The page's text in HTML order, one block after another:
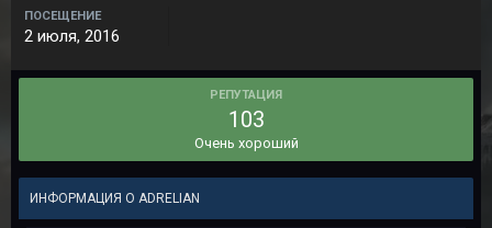
ПОСЕЩЕНИЕ
2 июля, 2016
РЕПУТАЦИЯ
103
Очень хороший
ИНФОРМАЦИЯ О ADRELIAN